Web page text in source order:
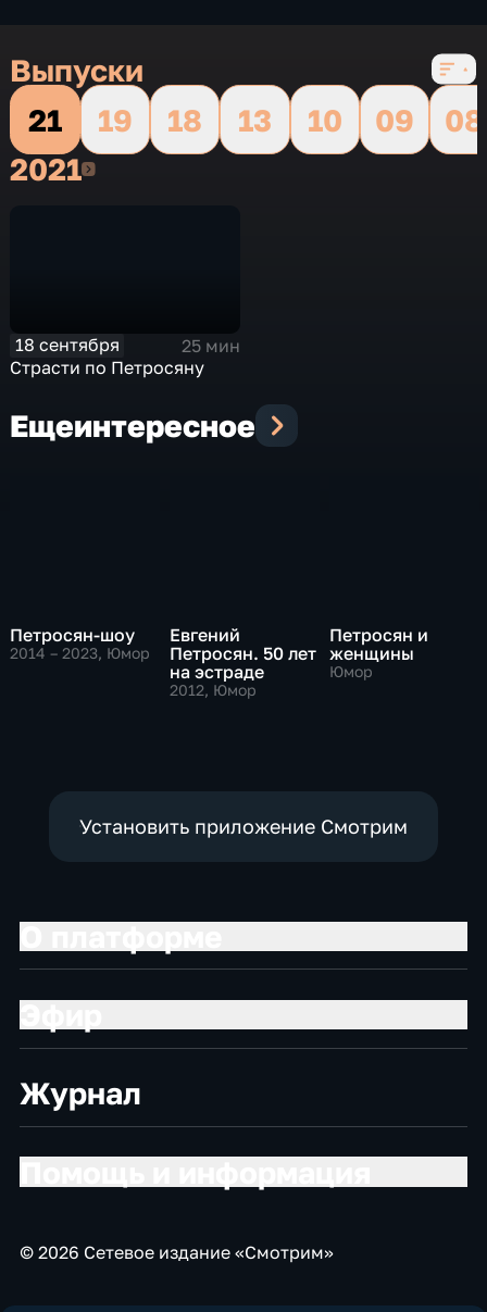
Выпуски
21
19 18 13 10 09
08
20212021
18 сентября
25 мин
Страсти по Петросяну
Ещеинтересное
Петросян-шоу
2014 – 2023, Юмор
Евгений
Петросян. 50 лет
на эстраде
2012, Юмор
Петросян и
женщины
Юмор
Установить приложение Смотрим
Журнал
© 2026 Сетевое издание «Смотрим»